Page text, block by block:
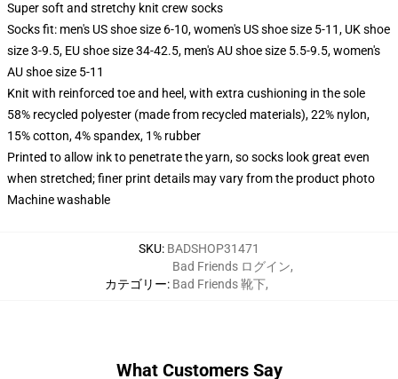
Super soft and stretchy knit crew socks
Socks fit: men's US shoe size 6-10, women's US shoe size 5-11, UK shoe
size 3-9.5, EU shoe size 34-42.5, men's AU shoe size 5.5-9.5, women's
AU shoe size 5-11
Knit with reinforced toe and heel, with extra cushioning in the sole
58% recycled polyester (made from recycled materials), 22% nylon,
15% cotton, 4% spandex, 1% rubber
Printed to allow ink to penetrate the yarn, so socks look great even
when stretched; finer print details may vary from the product photo
Machine washable
SKU: BADSHOP31471
カテゴリー:
Bad Friends ログイン,
Bad Friends 靴下,
What Customers Say